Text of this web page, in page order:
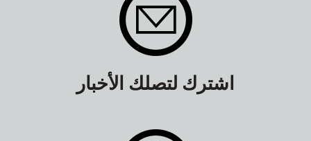
اشترك لتصلك الأخبار